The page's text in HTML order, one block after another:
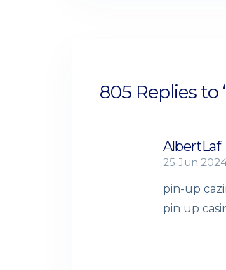
805 Replies to
AlbertLaf
25 Jun
pin-up
pin up